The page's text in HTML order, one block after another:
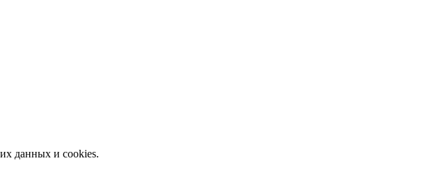
данных и cookies.